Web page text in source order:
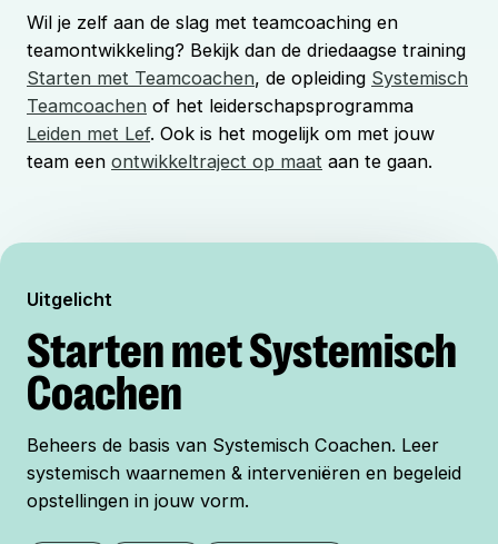
Wil je zelf aan de slag met teamcoaching en
teamontwikkeling? Bekijk dan de driedaagse training
Starten met Teamcoachen, de opleiding Systemisch
Teamcoachen of het leiderschapsprogramma
Leiden met Lef. Ook is het mogelijk om met jouw
team een ontwikkeltraject op maat aan te gaan.
Uitgelicht
Starten met Systemisch
Coachen
Beheers de basis van Systemisch Coachen. Leer
systemisch waarnemen & interveniëren en begeleid
opstellingen in jouw vorm.